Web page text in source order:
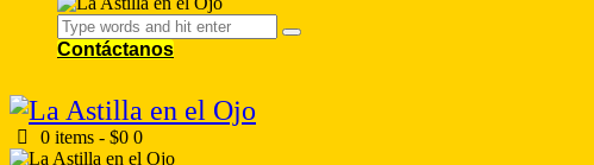
Contáctanos
0 items -$0 0